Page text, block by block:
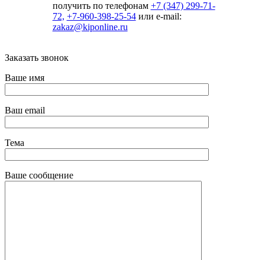
получить по телефонам +7 (347) 299-71-
72, +7-960-398-25-54или e-mail:
zakaz@kiponline.ru
Заказать звонок
Ваше имя
Ваш email
Тема
Ваше сообщение